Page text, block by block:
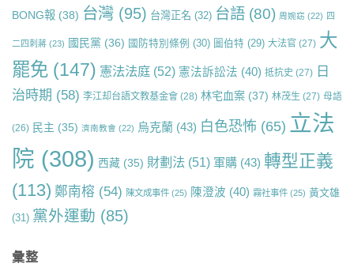
BONG報 (38) 台灣 (95) 台灣正名 (32) 台語 (80) 周婉窈 (22) 四
二四刺蔣 (23) 國民黨 (36) 國防特別條例 (30) 圖伯特 (29) 大法官 (27) 大
罷免 (147) 憲法法庭 (52) 憲法訴訟法 (40) 抵抗史 (27) 日
治時期 (58) 李江却台語文教基金會 (28) 林宅血案 (37) 林茂生 (27) 母語
(26) 民主 (35) 濟南教會 (22) 烏克蘭 (43) 白色恐怖 (65) 立法
院 (308) 西藏 (35) 財劃法 (51) 軍購 (43) 轉型正義
(113) 鄭南榕 (54) 陳文成事件 (25) 陳澄波 (40) 霧社事件 (25) 黃文雄
(31) 黨外運動 (85)
彙整